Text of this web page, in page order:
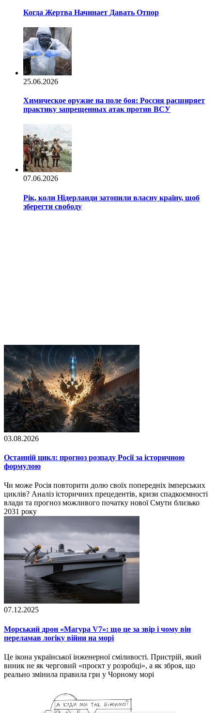
Когда Жертва Начинает Давать Отпор
25.06.2026
Химическое оружие на поле боя: Россия расширяет
практику запрещенных атак против ВСУ
07.06.2026
Рік, коли Нідерланди затопили власну країну, щоб
зберегти свободу
03.08.2026
Останній цикл: прогноз розпаду Росії за історичною
формулою
Чи може Росія повторити долю своїх попередніх імперських
циклів? Аналіз історичних прецедентів, кризи спадкоємності
влади та прогноз можливого початку нової Смути близько
2031 року
07.12.2025
Морський дрон «Магура V7»: що це за звір і чому він
переламав логіку війни на морі
Це ікона української інженерної сміливості. Пристрій, який
виник не як черговий «проєкт у розробці», а як зброя, що
реально змінила правила гри у Чорному морі